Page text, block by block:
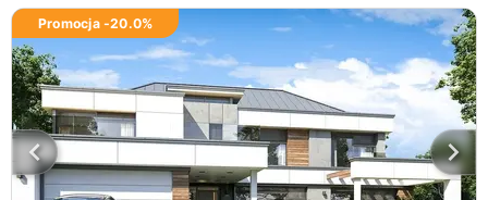
Promocja -20.0%